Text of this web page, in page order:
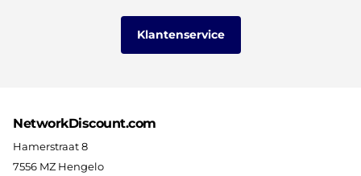
Klantenservice
NetworkDiscount.com
Hamerstraat 8
7556 MZ Hengelo